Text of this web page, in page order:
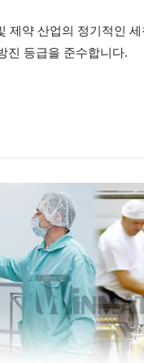
제약 산업의 정기적인
진 등급을 준수합니다.